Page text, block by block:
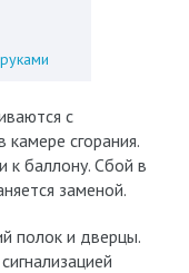
с
сгорания.
к баллону. Сбой в
заменой.
полок и дверцы.